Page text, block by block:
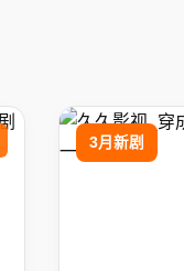
3月新剧